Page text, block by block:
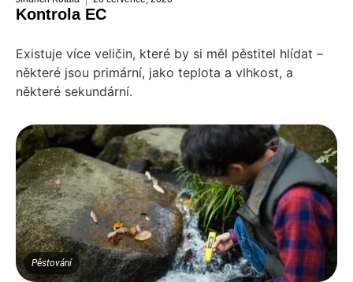
Kontrola EC
Existuje více veličin, které by si měl pěstitel hlídat –
některé jsou primární, jako teplota a vlhkost, a
některé sekundární.
Pěstování